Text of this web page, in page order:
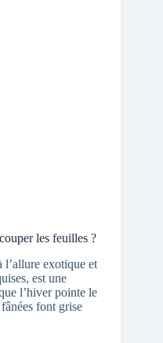
les feuilles ?
l’allure exotique et
est une
l’hiver pointe le
font grise